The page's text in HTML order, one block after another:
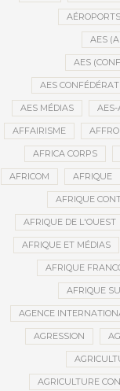
AÉROPORTS
AES
AES
AES
AES MÉDIAS AES-
AFFAIRISME
AFRICA CORPS
AFRICOM AFRIQUE
AFRIQUE
AFRIQUE DE L'OUEST
AFRIQUE ET MÉDIAS
AFRIQUE
AFRIQUE
AGENCE
AGRESSION
AGRICULTURE